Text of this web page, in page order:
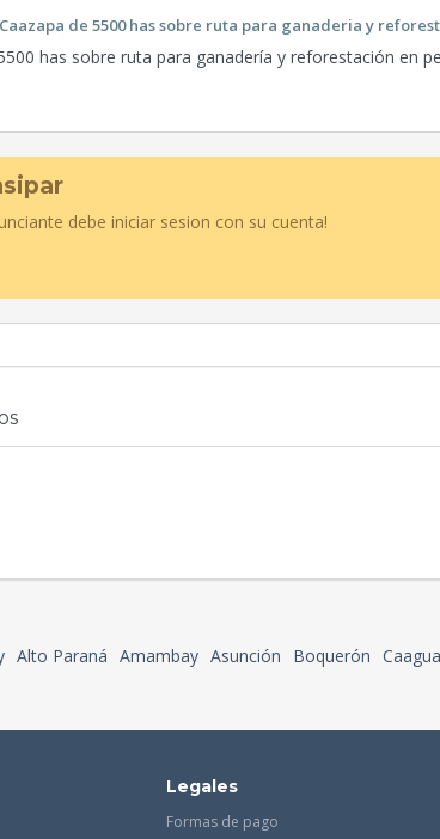
de 5500 has sobre ruta para ganaderia y
has sobre ruta para ganadería y reforestación en
debe iniciar sesion con su cuenta!
Alto Paraná Amambay Asunción Boquerón
Legales
Formas de pago